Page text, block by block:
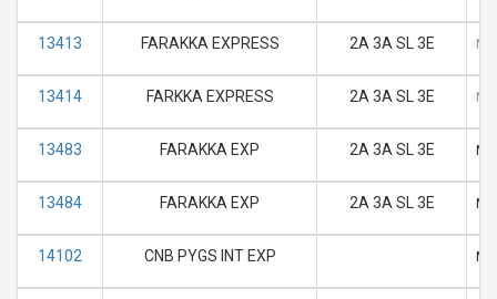
13413 FARAKKA EXPRESS 2A 3A SL 3E M
13414 FARKKA EXPRESS 2A 3A SL 3E M
13483 FARAKKA EXP 2A 3A SL 3E M
13484 FARAKKA EXP 2A 3A SL 3E M
14102 CNB PYGS INT EXP M